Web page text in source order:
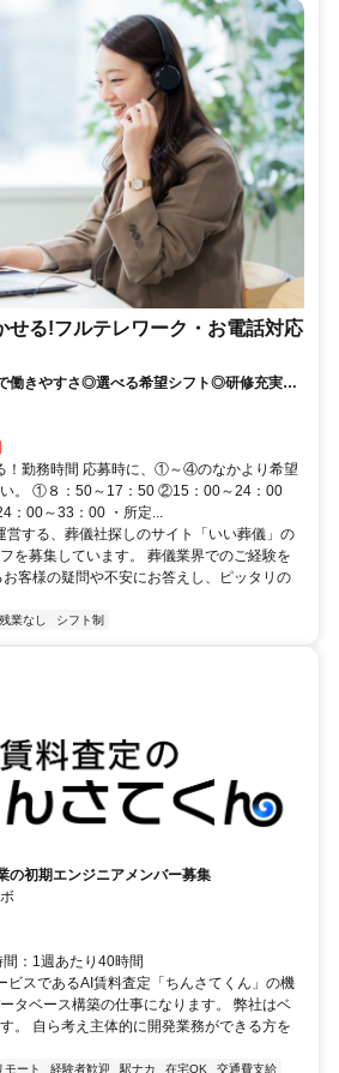
せる!フルテレワーク・お電話対応
働きやすさ◎選べる希望シフト◎研修充実だ
休みありの完全週休2日制で充実のワークラ
！勤務時間 応募時に、①～④のなかより希望
い。 ①８：50～17：50 ②15：00～24：00
00～33：00 ・所定...
営する、葬儀社探しのサイト「いい葬儀」の
を募集しています。 葬儀業界でのご経験を
客様の疑問や不安にお答えし、ピッタリの
残業なし シフト制
の初期エンジニアメンバー募集
：1週あたり40時間
ビスであるAI賃料査定「ちんさてくん」の機
タベース構築の仕事になります。 弊社はベ
。 自ら考え主体的に開発業務ができる方を
モート 経験者歓迎 駅ナカ 在宅OK
交通費支給